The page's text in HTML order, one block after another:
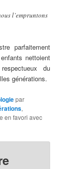
l’empruntons
parfaitement
nettoient
du
générations.
par
,
en favori avec